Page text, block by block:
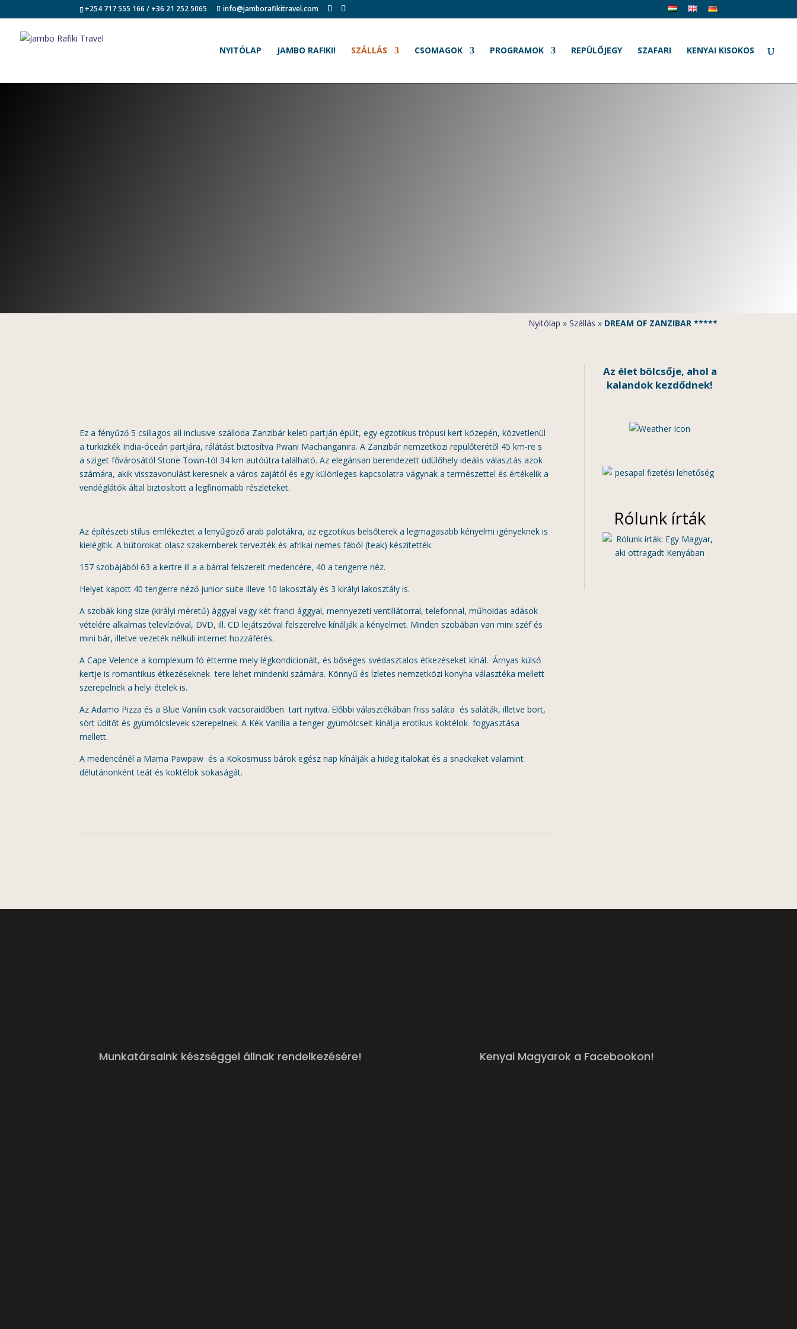
+254 717 555 166 / +36 21 252 5065 info@jamborafikitravel.com
NYITÓLAP JAMBO RAFIKI! SZÁLLÁS CSOMAGOK PROGRAMOK REPÜLŐJEGY SZAFARI KENYAI KISOKOS
Nyitólap » Szállás » DREAM OF ZANZIBAR *****
Ez a fényűző 5 csillagos all inclusive szálloda Zanzibár keleti partján épült, egy egzotikus trópusi kert közepén, közvetlenül
a türkizkék India-óceán partjára, rálátást biztosítva Pwani Machanganira. A Zanzibár nemzetközi repülőterétől 45 km-re s
a sziget fővárosától Stone Town-tól 34 km autóútra található. Az elegánsan berendezett üdülőhely ideális választás azok
számára, akik visszavonulást keresnek a város zajától és egy különleges kapcsolatra vágynak a természettel és értékelik a
vendéglátók által biztosított a legfinomabb részleteket.
Az építészeti stílus emlékeztet a lenyűgöző arab palotákra, az egzotikus belsőterek a legmagasabb kényelmi igényeknek is
kielégítik. A bútorokat olasz szakemberek tervezték és afrikai nemes fából (teak) készítették.
157 szobájából 63 a kertre ill a a bárral felszerelt medencére, 40 a tengerre néz.
Helyet kapott 40 tengerre néző junior suite illeve 10 lakosztály és 3 királyi lakosztály is.
A szobák king size (királyi méretű) ággyal vagy két franci ággyal, mennyezeti ventillátorral, telefonnal, műholdas adások
vételére alkalmas televízióval, DVD, ill. CD lejátszóval felszerelve kínálják a kényelmet. Minden szobában van mini széf és
mini bár, illetve vezeték nélküli internet hozzáférés.
A Cape Velence a komplexum fó étterme mely légkondicionált, és bőséges svédasztalos étkezéseket kínál. Árnyas külső
kertje is romantikus étkezéseknek tere lehet mindenki számára. Könnyű és ízletes nemzetközi konyha választéka mellett
szerepelnek a helyi ételek is.
Az Adamo Pizza és a Blue Vanilin csak vacsoraidőben tart nyitva. Előbbi választékában friss saláta és saláták, illetve bort,
sört üdítőt és gyümölcslevek szerepelnek. A Kék Vanília a tenger gyümölcseit kínálja erotikus koktélok fogyasztása
mellett.
A medencénél a Mama Pawpaw és a Kokosmuss bárok egész nap kínálják a hideg italokat és a snackeket valamint
délutánonként teát és koktélok sokaságát.
Az élet bölcsője, ahol a
kalandok kezdődnek!
Rólunk írták
Munkatársaink készséggel állnak rendelkezésére! Kenyai Magyarok a Facebookon!